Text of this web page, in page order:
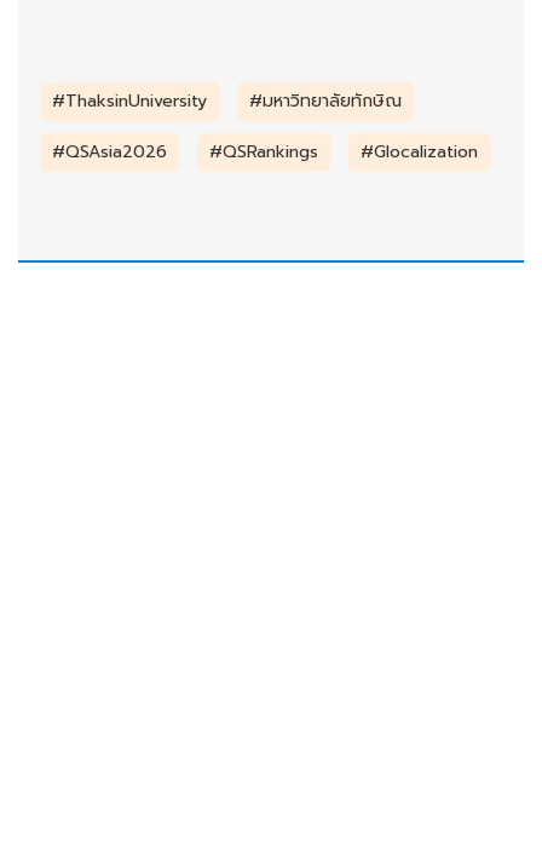
#ThaksinUniversity
#มหาวิทยาลัยทักษิณ
#QSAsia2026
#QSRankings #Glocalization